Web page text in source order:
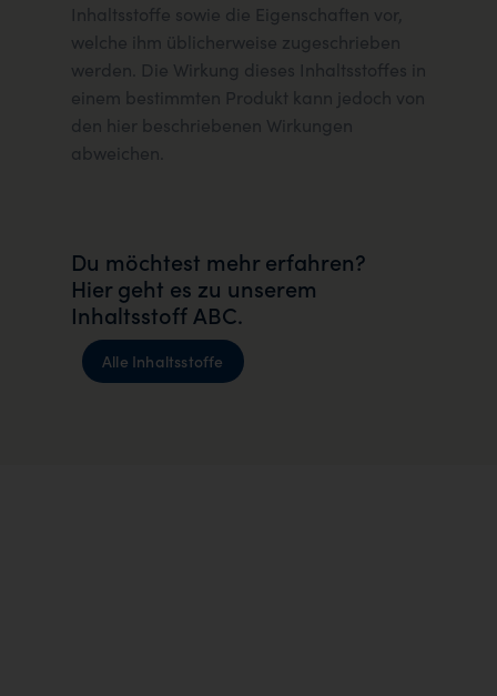
Inhaltsstoffe sowie die Eigenschaften vor,
welche ihm üblicherweise zugeschrieben
werden. Die Wirkung dieses Inhaltsstoffes in
einem bestimmten Produkt kann jedoch von
den hier beschriebenen Wirkungen
abweichen.
Du möchtest mehr erfahren?
Hier geht es zu unserem
Inhaltsstoff ABC.
Alle Inhaltsstoffe